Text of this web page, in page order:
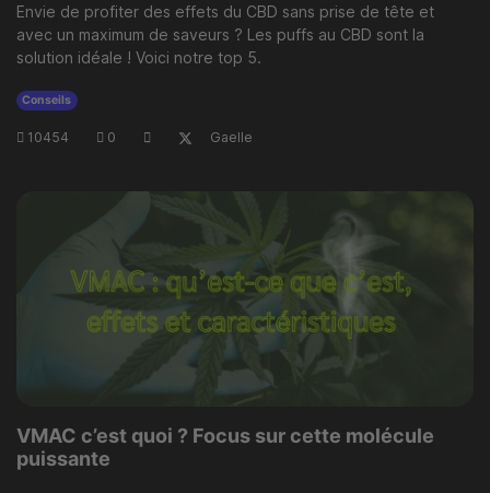
Envie de profiter des effets du CBD sans prise de tête et
avec un maximum de saveurs ? Les puffs au CBD sont la
solution idéale ! Voici notre top 5.
Conseils
10454 0 Gaelle
VMAC c’est quoi ? Focus sur cette molécule
puissante